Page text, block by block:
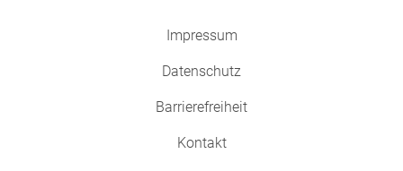
Impressum
Datenschutz
Barrierefreiheit
Kontakt